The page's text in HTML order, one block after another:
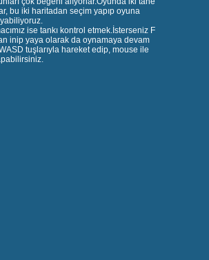
bu iki haritadan seçim yapıp oyuna
ise tankı kontrol etmek.İsterseniz F
inip yaya olarak da oynamaya devam
tuşlarıyla hareket edip, mouse ile